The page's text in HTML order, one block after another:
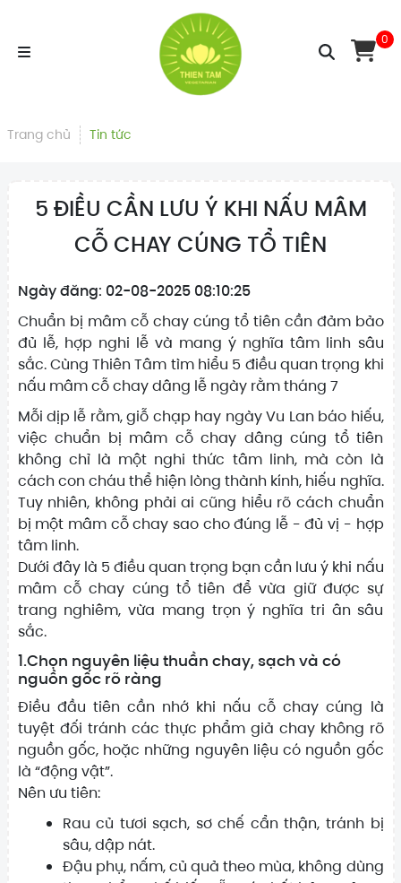
0
Trang chủ Tin tức
5 ĐIỀU CẦN LƯU Ý KHI NẤU MÂM
CỖ CHAY CÚNG TỔ TIÊN
Ngày đăng: 02-08-2025 08:10:25
Chuẩn bị mâm cỗ chay cúng tổ tiên cần đảm bảo
đủ lễ, hợp nghi lễ và mang ý nghĩa tâm linh sâu
sắc. Cùng Thiên Tâm tìm hiểu 5 điều quan trọng khi
nấu mâm cỗ chay dâng lễ ngày rằm tháng 7
Mỗi dịp lễ rằm, giỗ chạp hay ngày Vu Lan báo hiếu,
việc chuẩn bị mâm cỗ chay dâng cúng tổ tiên
không chỉ là một nghi thức tâm linh, mà còn là
cách con cháu thể hiện lòng thành kính, hiếu nghĩa.
Tuy nhiên, không phải ai cũng hiểu rõ cách chuẩn
bị một mâm cỗ chay sao cho đúng lễ - đủ vị - hợp
tâm linh.
Dưới đây là 5 điều quan trọng bạn cần lưu ý khi nấu
mâm cỗ chay cúng tổ tiên để vừa giữ được sự
trang nghiêm, vừa mang trọn ý nghĩa tri ân sâu
sắc.
1.Chọn nguyên liệu thuần chay, sạch và có
nguồn gốc rõ ràng
Điều đầu tiên cần nhớ khi nấu cỗ chay cúng là
tuyệt đối tránh các thực phẩm giả chay không rõ
nguồn gốc, hoặc những nguyên liệu có nguồn gốc
là “động vật”.
Nên ưu tiên:
Rau củ tươi sạch, sơ chế cẩn thận, tránh bị
sâu, dập nát.
Đậu phụ, nấm, củ quả theo mùa, không dùng